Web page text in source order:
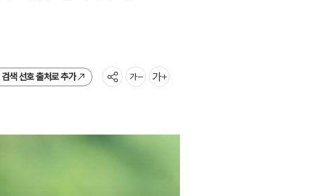
색 선호 출처로 추가